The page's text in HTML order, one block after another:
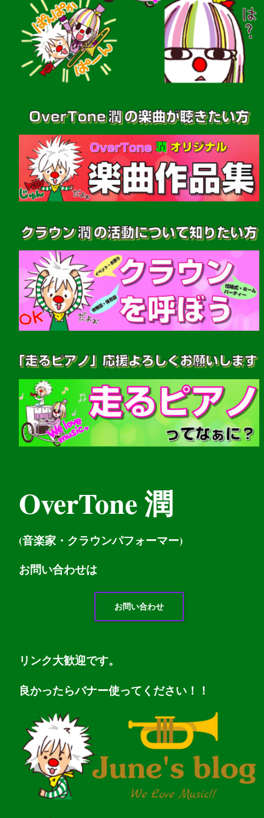
OverTone 潤
(音楽家・クラウンパフォーマー)
お問い合わせは
お問い合わせ
リンク大歓迎です。
良かったらバナー使ってください！！